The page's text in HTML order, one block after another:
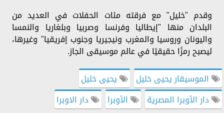
وقدم "خليل" مع فرقته مئات الحفلات في العديد من
البلدان منها "إيطاليا وفرنسا وصربيا وبلغاريا والنمسا
واليونان وروسيا والمغرب ونيجيريا وجنوب إفريقيا" وغيرها،
ليصبح رمزًا حقيقيًا في عالم موسيقى الجاز.
الموسيقار يحيى خليل
يحيى خليل
دار الأوبرا المصرية
الأوبرا دار الاوبرا